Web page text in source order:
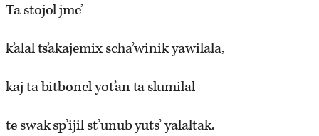
Ta stojol jme’
k’alal ts’akajemix scha’winik yawilal­a,
kaj ta bitbonel yot’an ta slumilal
te swak sp’ijil st’unub yuts’ yalaltak.